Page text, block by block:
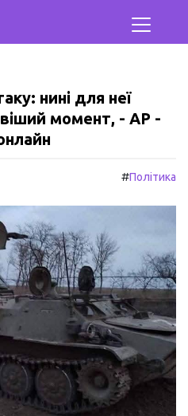
нині для неї
момент, - AP -
#Політика